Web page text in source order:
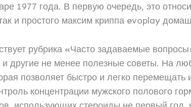
1977 года. В первую очередь, это
и простого максим криппа evoplay
рубрика «Часто задаваемые
и другие не менее полезные советы. На
позволяет быстро и легко
концентрации мужского полового